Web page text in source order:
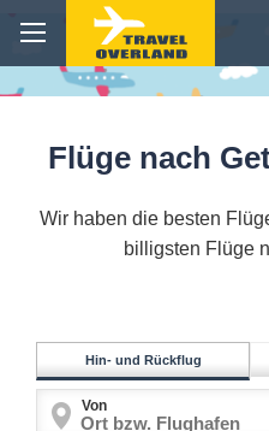
Flüge nach
Wir haben die besten
billigsten Flüge
Hin- und Rückflug
Von